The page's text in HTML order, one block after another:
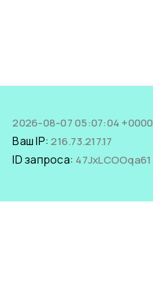
2026-08-07 05:07:04 +0000
Ваш IP:216.73.217.17
ID запроса: 47JxLCOOqa61